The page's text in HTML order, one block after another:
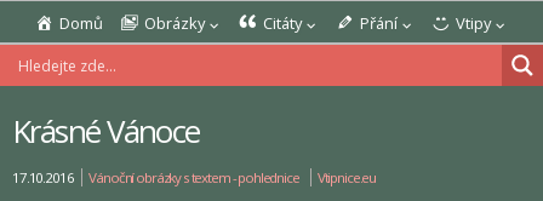
Domů Obrázky Citáty Přání Vtipy
Krásné Vánoce
17.10.2016 Vánoční obrázky s textem - pohlednice Vtipnice.eu